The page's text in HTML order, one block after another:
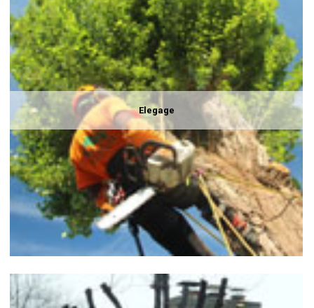
Elegage